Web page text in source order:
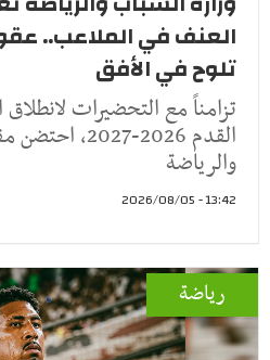
العنف في الملاعب..
تلوح في الأفق
تزامناً مع التحضيرات
القدم 2026-
والرياضة
13:42 - 2026/08/05
رياضة